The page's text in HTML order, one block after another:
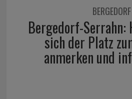
BERGEDORF
Bergedorf-
sich der Platz
anmerken und